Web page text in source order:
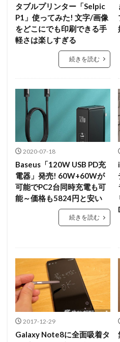
タブルプリンター「Selpic
P1」使ってみた! 文字/画像
をどこにでも印刷できる手
軽さは楽しすぎる
続きを読む
2020-07-18
Baseus「120W USB PD充
電器」発売! 60W+60Wが
可能でPC2台同時充電も可
能～価格も5824円と安い
続きを読む
2017-12-29
Galaxy Note8に全面吸着タ